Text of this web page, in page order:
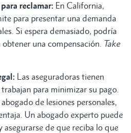
reclamar: En California,
para presentar una demanda
Si espera demasiado, podría
una compensación. Take
Las aseguradoras tienen
para minimizar su pago.
de lesiones personales,
Un abogado experto puede
asegurarse de que reciba lo que